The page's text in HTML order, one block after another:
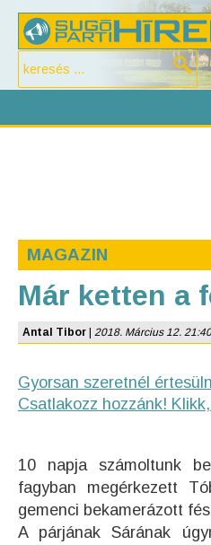
MAGAZIN
Már ketten a
Antal Tibor 2018. Március 12.
Gyorsan szeretnél
Csatlakozz hozzánk!
10 napja számoltunk
fagyban megérkezett
gemenci bekamerázott
A párjának Sárának